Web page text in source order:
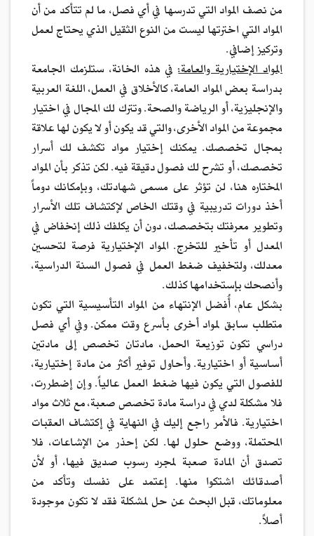
من نصف المواد التي تدرسها في أي فصل، ما لم تتأكد من أن
المواد التي اخترتها ليست من النوع الثقيل الذي يحتاج لعمل
وتركيز إضافي.
المواد الإختيارية والعامة:في هذه الخانة، ستلزمك الجامعة
بدراسة بعض المواد العامة، كالأخلاق في العمل، اللغة العربية
والإنجليزية، أو الرياضة والصحة. وتترك لك المجال في اختيار
مجموعة من المواد الأخرى، والتي قد يكون أو لا يكون لها علاقة
بمجال تخصصك. يمكنك إختيار مواد تكشف لك أسرار
تخصصك، أو تشرح لك فصول دقيقة فيه. لكن تذكر بأن المواد
المختاره هنا، لن تؤثر على مسمى شهادتك، وبإمكانك دوماً
أخذ دورات تدريبية في وقتك الخاص لإكتشاف تلك الأسرار
وتطوير معرفتك بتخصصك، دون أن يكلفك ذلك إنخفاض في
المعدل أو تأخير للتخرج. المواد الإختيارية فرصة لتحسين
معدلك، ولتخفيف ضغط العمل في فصول السنة الدراسية،
وأنصحك بإستخدامها كذلك.
بشكل عام، أُفضل الإنتهاء من المواد التأسيسية التي تكون
متطلب سابق لمواد أخرى بأسرع وقت ممكن. وفي أي فصل
دراسي تكون توزيعة الحمل، مادتان تخصص إلى مادتين
أساسية أو اختيارية. وأحاول توفير أكثر من مادة إختيارية،
للفصول التي يكون فيها ضغط العمل عالياً. وإن إضطررت،
فلا مشكلة لدي في دراسة مادة تخصص صعبة، مع ثلاث مواد
اختيارية. فالأمر راجع إليك في النهاية في إكتشاف العقبات
المحتملة، ووضع حلول لها. لكن إحذر من الإشاعات، فلا
تصدق أن المادة صعبة لمجرد رسوب صديق فيها، أو لأن
أصدقائك اشتكوا منها. إعتمد على نفسك وتأكد من
معلوماتك، قبل البحث عن حل لمشكلة فقد لا تكون موجودة
أصلاً.